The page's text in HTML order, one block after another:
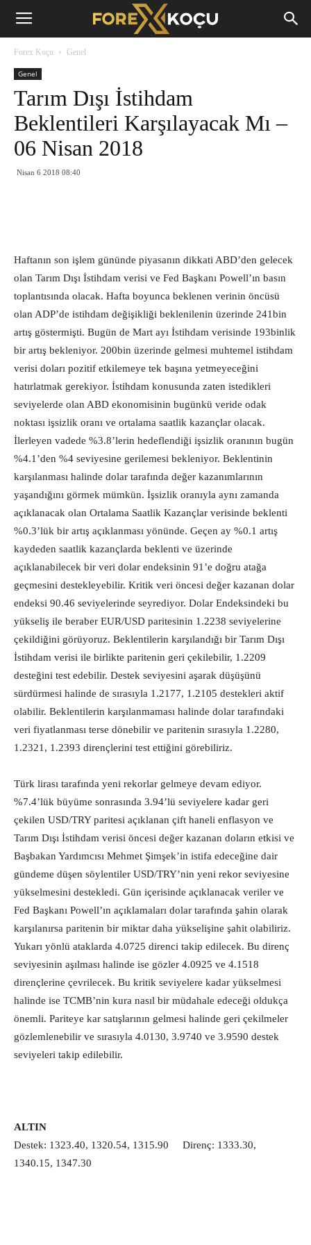
Forex
Forex Koçu Genel
Genel
Tarım Dışı İstihdam
Beklentileri Karşılayacak Mı –
06 Nisan 2018
Nisan 6 2018 08:40
Haftanın son işlem gününde piyasanın dikkati ABD’den gelecek
olan Tarım Dışı İstihdam verisi ve Fed Başkanı Powell’ın basın
toplantısında olacak. Hafta boyunca beklenen verinin öncüsü
olan ADP’de istihdam değişikliği beklenilenin üzerinde 241bin
artış göstermişti. Bugün de Mart ayı İstihdam verisinde 193binlik
bir artış bekleniyor. 200bin üzerinde gelmesi muhtemel istihdam
verisi doları pozitif etkilemeye tek başına yetmeyeceğini
hatırlatmak gerekiyor. İstihdam konusunda zaten istedikleri
seviyelerde olan ABD ekonomisinin bugünkü veride odak
noktası işsizlik oranı ve ortalama saatlik kazançlar olacak.
İlerleyen vadede %3.8’lerin hedeflendiği işsizlik oranının bugün
%4.1’den %4 seviyesine gerilemesi bekleniyor. Beklentinin
karşılanması halinde dolar tarafında değer kazanımlarının
yaşandığını görmek mümkün. İşsizlik oranıyla aynı zamanda
açıklanacak olan Ortalama Saatlik Kazançlar verisinde beklenti
%0.3’lük bir artış açıklanması yönünde. Geçen ay %0.1 artış
kaydeden saatlik kazançlarda beklenti ve üzerinde
açıklanabilecek bir veri dolar endeksinin 91’e doğru atağa
geçmesini destekleyebilir. Kritik veri öncesi değer kazanan dolar
endeksi 90.46 seviyelerinde seyrediyor. Dolar Endeksindeki bu
yükseliş ile beraber EUR/USD paritesinin 1.2238 seviyelerine
çekildiğini görüyoruz. Beklentilerin karşılandığı bir Tarım Dışı
İstihdam verisi ile birlikte paritenin geri çekilebilir, 1.2209
desteğini test edebilir. Destek seviyesini aşarak düşüşünü
sürdürmesi halinde de sırasıyla 1.2177, 1.2105 destekleri aktif
olabilir. Beklentilerin karşılanmaması halinde dolar tarafındaki
veri fiyatlanması terse dönebilir ve paritenin sırasıyla 1.2280,
1.2321, 1.2393 dirençlerini test ettiğini görebiliriz.
Türk lirası tarafında yeni rekorlar gelmeye devam ediyor.
%7.4’lük büyüme sonrasında 3.94’lü seviyelere kadar geri
çekilen USD/TRY paritesi açıklanan çift haneli enflasyon ve
Tarım Dışı İstihdam verisi öncesi değer kazanan doların etkisi ve
Başbakan Yardımcısı Mehmet Şimşek’in istifa edeceğine dair
gündeme düşen söylentiler USD/TRY’nin yeni rekor seviyesine
yükselmesini destekledi. Gün içerisinde açıklanacak veriler ve
Fed Başkanı Powell’ın açıklamaları dolar tarafında şahin olarak
karşılanırsa paritenin bir miktar daha yükselişine şahit olabiliriz.
Yukarı yönlü ataklarda 4.0725 direnci takip edilecek. Bu direnç
seviyesinin aşılması halinde ise gözler 4.0925 ve 4.1518
dirençlerine çevrilecek. Bu kritik seviyelere kadar yükselmesi
halinde ise TCMB’nin kura nasıl bir müdahale edeceği oldukça
önemli. Pariteye kar satışlarının gelmesi halinde geri çekilmeler
gözlemlenebilir ve sırasıyla 4.0130, 3.9740 ve 3.9590 destek
seviyeleri takip edilebilir.
ALTIN
Destek: 1323.40, 1320.54, 1315.90 Direnç: 1333.30,
1340.15, 1347.30